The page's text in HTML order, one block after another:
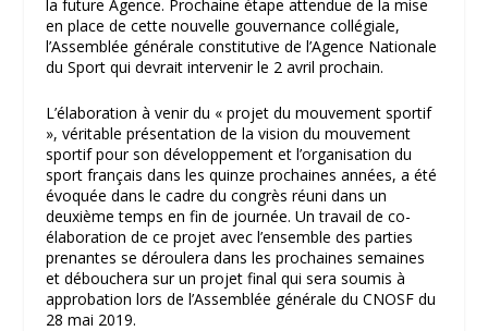
la future Agence. Prochaine étape attendue de la mise
en place de cette nouvelle gouvernance collégiale,
l’Assemblée générale constitutive de l’Agence Nationale
du Sport qui devrait intervenir le 2 avril prochain.
L’élaboration à venir du « projet du mouvement sportif
», véritable présentation de la vision du mouvement
sportif pour son développement et l’organisation du
sport français dans les quinze prochaines années, a été
évoquée dans le cadre du congrès réuni dans un
deuxième temps en fin de journée. Un travail de co-
élaboration de ce projet avec l’ensemble des parties
prenantes se déroulera dans les prochaines semaines
et débouchera sur un projet final qui sera soumis à
approbation lors de l’Assemblée générale du CNOSF du
28 mai 2019.